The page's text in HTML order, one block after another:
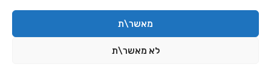
מאשר\ת
לא מאשר\ת
ניהול קמפיינים
בגוגל
ניהול קמפיינים